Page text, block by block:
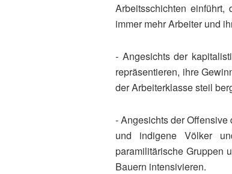
Arbeitsschichten einführt,
immer mehr Arbeiter und
- Angesichts der
repräsentieren, ihre
der Arbeiterklasse steil
- Angesichts der
und indigene Völker
paramilitärische Gruppen
Bauern intensivieren.